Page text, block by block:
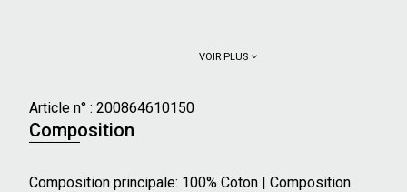
VOIR PLUS
Article n° : 200864610150
Composition
Composition principale: 100% Coton | Composition